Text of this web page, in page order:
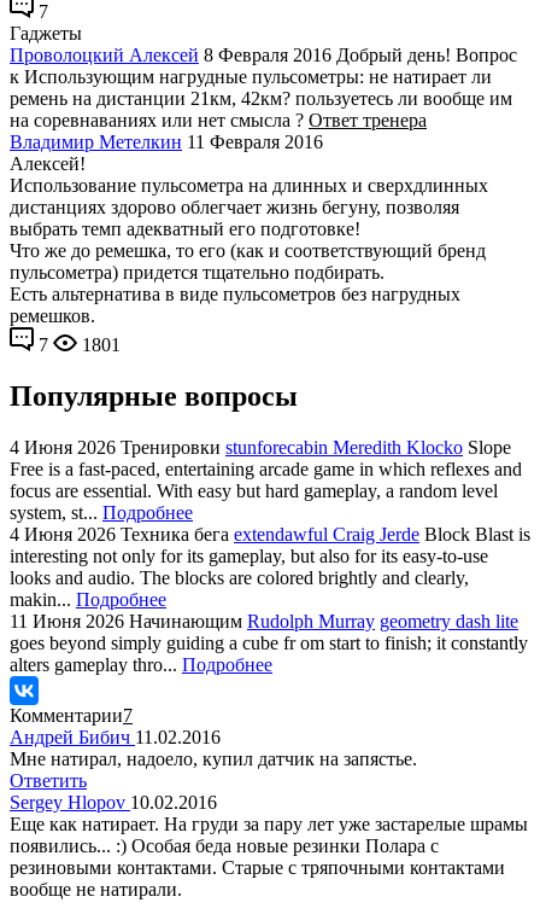
7
Гаджеты
Проволоцкий Алексей 8 Февраля 2016 Добрый день! Вопрос
к Использующим нагрудные пульсометры: не натирает ли
ремень на дистанции 21км, 42км? пользуетесь ли вообще им
на соревнаваниях или нет смысла ? Ответ тренера
Владимир Метелкин 11 Февраля 2016
Алексей!
Использование пульсометра на длинных и сверхдлинных
дистанциях здорово облегчает жизнь бегуну, позволяя
выбрать темп адекватный его подготовке!
Что же до ремешка, то его (как и соответствующий бренд
пульсометра) придется тщательно подбирать.
Есть альтернатива в виде пульсометров без нагрудных
ремешков.
7
1801
Популярные вопросы
4 Июня 2026 Тренировки stunforecabin Meredith Klocko Slope
Free is a fast-paced, entertaining arcade game in which reflexes and
focus are essential. With easy but hard gameplay, a random level
system, st... Подробнее
4 Июня 2026 Техника бега extendawful Craig Jerde Block Blast is
interesting not only for its gameplay, but also for its easy-to-use
looks and audio. The blocks are colored brightly and clearly,
makin... Подробнее
11 Июня 2026 Начинающим Rudolph Murray geometry dash lite
goes beyond simply guiding a cube fr om start to finish; it constantly
alters gameplay thro... Подробнее
Комментарии7
Андрей Бибич 11.02.2016
Мне натирал, надоело, купил датчик на запястье.
Ответить
Sergey Hlopov 10.02.2016
Еще как натирает. На груди за пару лет уже застарелые шрамы
появились... :) Особая беда новые резинки Полара с
резиновыми контактами. Старые с тряпочными контактами
вообще не натирали.